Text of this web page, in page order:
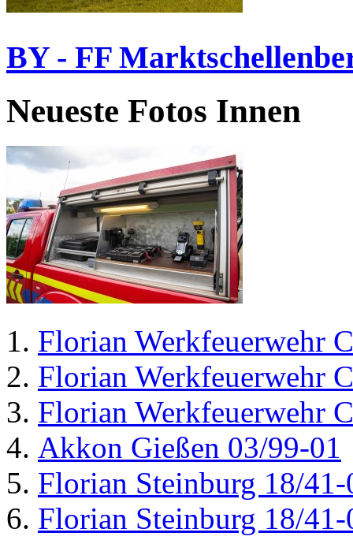
BY - FF
Neueste Fotos Innen
Florian Werkfeuerwehr
Florian Werkfeuerwehr
Florian Werkfeuerwehr
Akkon Gießen 03/99-01
Florian Steinburg 18/41-
Florian Steinburg 18/41-